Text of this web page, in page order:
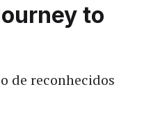
to
de reconhecidos